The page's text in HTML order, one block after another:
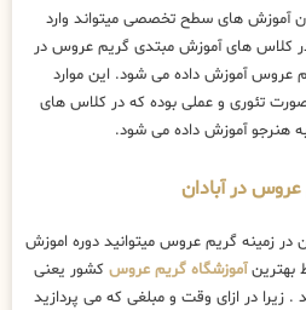
آموزش های سطح تخصصی میتواند وارد
در کلاس های آموزش مبتدی گریم عروس در
عروس آموزش داده می شود. این موارد
تئوری و عملی بوده که در کلاس های
هنرجو آموزش داده می شود.
در آبادان
زمینه گریم عروس میتوانید دوره اموزش
بهترینآموزشگاه گریم عروس کشور یعنی
زیرا در ازای وقت و مبلغی که می پردازید